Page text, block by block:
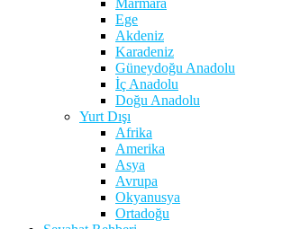
Marmara
Ege
Akdeniz
Karadeniz
Güneydoğu Anadolu
İç Anadolu
Doğu Anadolu
Yurt Dışı
Afrika
Amerika
Asya
Avrupa
Okyanusya
Ortadoğu